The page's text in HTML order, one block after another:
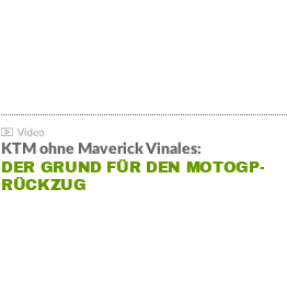
KTM ohne Maverick Vinales:
DER GRUND FÜR DEN MOTOGP-
RÜCKZUG